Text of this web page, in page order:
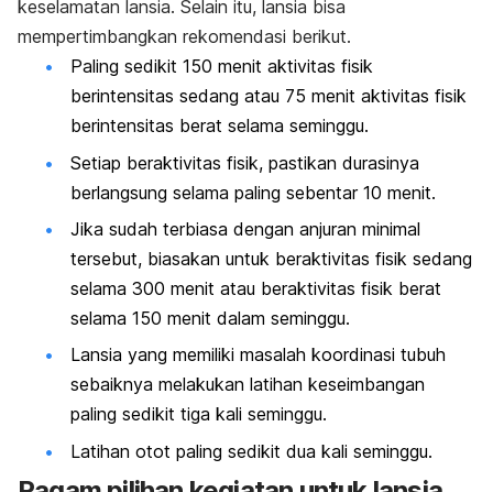
keselamatan lansia. Selain itu, lansia bisa
mempertimbangkan rekomendasi berikut.
Paling sedikit 150 menit aktivitas fisik
berintensitas sedang atau 75 menit aktivitas fisik
berintensitas berat selama seminggu.
Setiap beraktivitas fisik, pastikan durasinya
berlangsung selama paling sebentar 10 menit.
Jika sudah terbiasa dengan anjuran minimal
tersebut, biasakan untuk beraktivitas fisik sedang
selama 300 menit atau beraktivitas fisik berat
selama 150 menit dalam seminggu.
Lansia yang memiliki masalah koordinasi tubuh
sebaiknya melakukan latihan keseimbangan
paling sedikit tiga kali seminggu.
Latihan otot paling sedikit dua kali seminggu.